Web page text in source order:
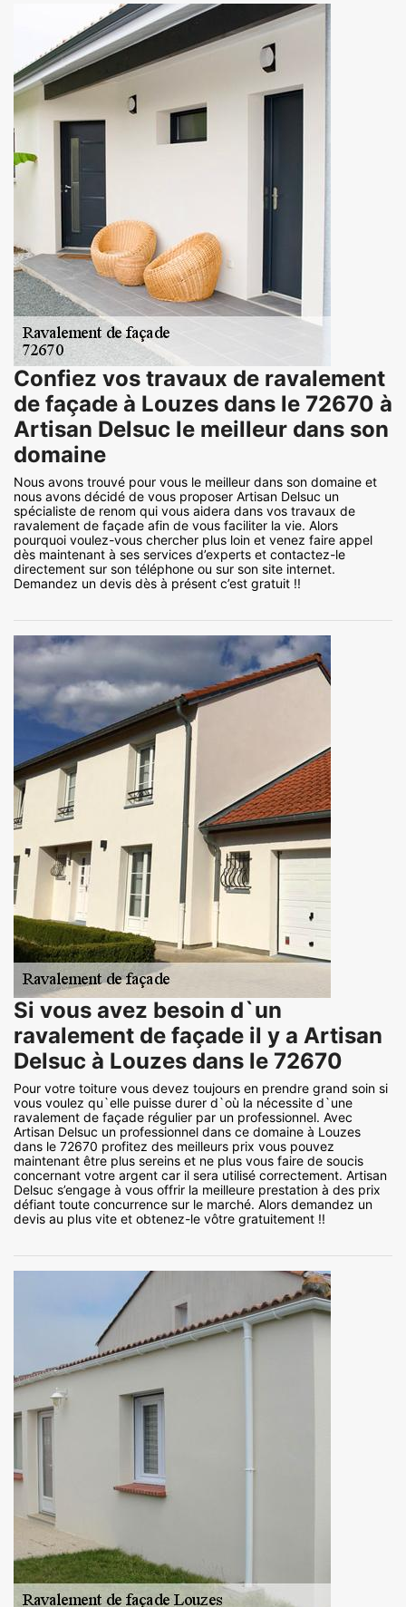
Confiez vos travaux de ravalement
de façade à Louzes dans le 72670 à
Artisan Delsuc le meilleur dans son
domaine
Nous avons trouvé pour vous le meilleur dans son domaine et
nous avons décidé de vous proposer Artisan Delsuc un
spécialiste de renom qui vous aidera dans vos travaux de
ravalement de façade afin de vous faciliter la vie. Alors
pourquoi voulez-vous chercher plus loin et venez faire appel
dès maintenant à ses services d’experts et contactez-le
directement sur son téléphone ou sur son site internet.
Demandez un devis dès à présent c’est gratuit !!
Si vous avez besoin d`un
ravalement de façade il y a Artisan
Delsuc à Louzes dans le 72670
Pour votre toiture vous devez toujours en prendre grand soin si
vous voulez qu`elle puisse durer d`où la nécessite d`une
ravalement de façade régulier par un professionnel. Avec
Artisan Delsuc un professionnel dans ce domaine à Louzes
dans le 72670 profitez des meilleurs prix vous pouvez
maintenant être plus sereins et ne plus vous faire de soucis
concernant votre argent car il sera utilisé correctement. Artisan
Delsuc s’engage à vous offrir la meilleure prestation à des prix
défiant toute concurrence sur le marché. Alors demandez un
devis au plus vite et obtenez-le vôtre gratuitement !!